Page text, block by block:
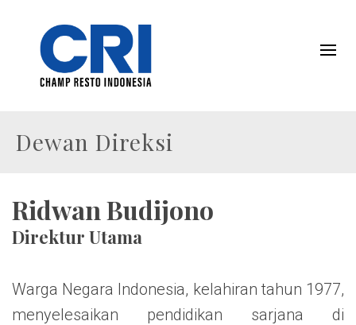
Dewan Direksi
Ridwan Budijono
Direktur Utama
Warga Negara Indonesia, kelahiran tahun 1977,
menyelesaikan pendidikan sarjana di